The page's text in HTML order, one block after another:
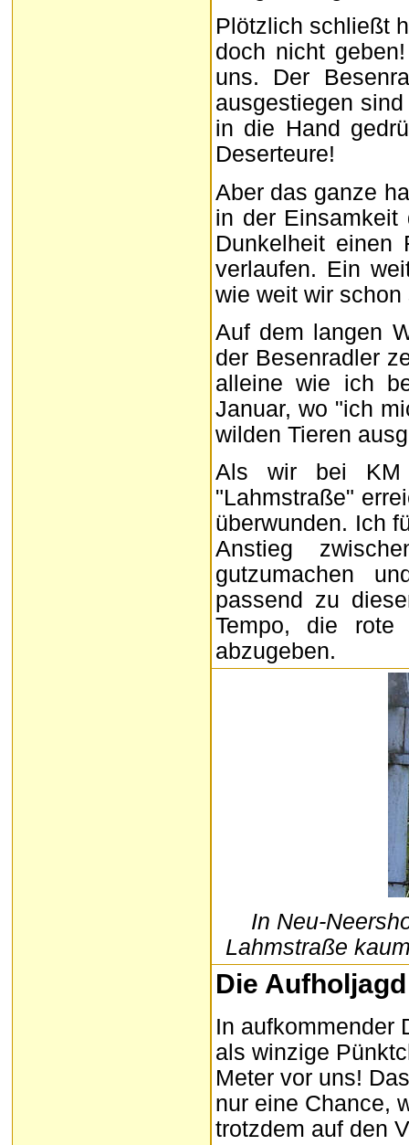
Plötzlich schließt
doch nicht
uns. Der
ausgestiegen
in die Hand
Deserteure!
Aber das ganze
in der Einsamkeit
Dunkelheit einen
verlaufen. Ein
wie weit wir schon
Auf dem langen
der Besenradler
alleine wie ich
Januar, wo "ich
wilden Tieren
Als wir bei KM
"Lahmstraße"
überwunden. Ich
Anstieg
gutzumachen
passend zu
Tempo, die rote
abzugeben.
In Neu-
Lahmstraße
Die Aufholjagd
In aufkommender
als winzige
Meter vor uns!
nur eine Chance,
trotzdem auf den